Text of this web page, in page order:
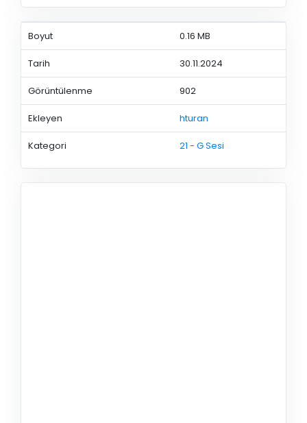
Boyut 0.16 MB
Tarih 30.11.2024
Görüntülenme 902
Ekleyen hturan
Kategori 21 - G Sesi